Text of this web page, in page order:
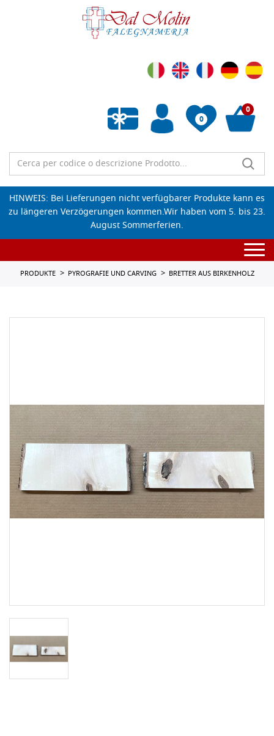
0
Wunschliste leeren
0
HINWEIS: Bei Lieferungen nicht verfügbarer Produkte kann es
zu längeren Verzögerungen kommen.Wir haben vom 5. bis 23.
August Sommerferien.
PRODUKTE PYROGRAFIE UND CARVING BRETTER AUS BIRKENHOLZ